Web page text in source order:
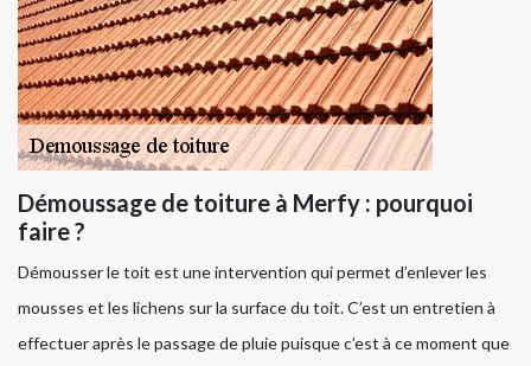
Démoussage de toiture à Merfy : pourquoi
faire ?
Démousser le toit est une intervention qui permet d’enlever les
mousses et les lichens sur la surface du toit. C’est un entretien à
effectuer après le passage de pluie puisque c’est à ce moment que